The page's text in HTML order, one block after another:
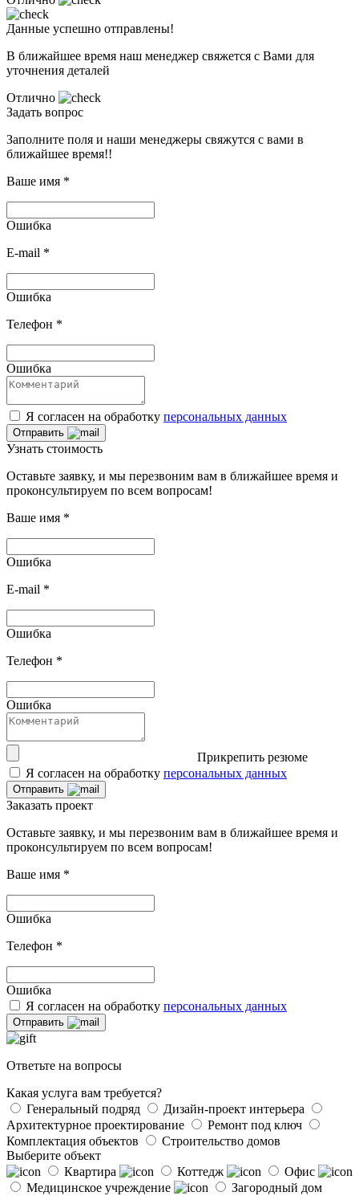
Данные успешно отправлены!
В ближайшее время наш менеджер свяжется с Вами для
уточнения деталей
Отлично
Задать вопрос
Заполните поля и наши менеджеры свяжутся с вами в
ближайшее время!!
Ваше имя *
Ошибка
E-mail *
Ошибка
Телефон *
Ошибка
Я согласен на обработку персональных данных
Отправить
Узнать стоимость
Оставьте заявку, и мы перезвоним вам в ближайшее время и
проконсультируем по всем вопросам!
Ваше имя *
Ошибка
E-mail *
Ошибка
Телефон *
Ошибка
Прикрепить резюме
Я согласен на обработку персональных данных
Отправить
Заказать проект
Оставьте заявку, и мы перезвоним вам в ближайшее время и
проконсультируем по всем вопросам!
Ваше имя *
Ошибка
Телефон *
Ошибка
Я согласен на обработку персональных данных
Отправить
Ответьте на вопросы
Какая услуга вам требуется?
Генеральный подряд
Дизайн-проект интерьера
Архитектурное проектирование
Ремонт под ключ
Комплектация объектов
Строительство домов
Выберите объект
Квартира
Коттедж
Офис
Медицинское учреждение
Загородный дом